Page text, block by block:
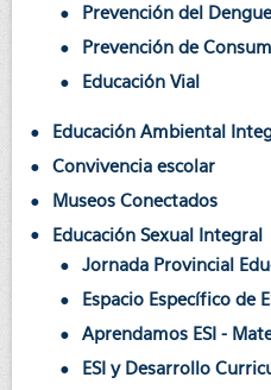
Prevención del Dengue
Prevención de
Educación Vial
Educación Ambiental
Convivencia escolar
Museos Conectados
Educación Sexual Integral
Jornada Provincial
Espacio Específico de
Aprendamos ESI -
ESI y Desarrollo